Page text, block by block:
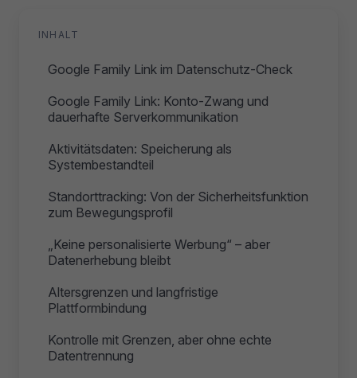
INHALT
Google Family Link im Datenschutz-Check
Google Family Link: Konto-Zwang und
dauerhafte Serverkommunikation
Aktivitätsdaten: Speicherung als
Systembestandteil
Standorttracking: Von der Sicherheitsfunktion
zum Bewegungsprofil
„Keine personalisierte Werbung“ – aber
Datenerhebung bleibt
Altersgrenzen und langfristige
Plattformbindung
Kontrolle mit Grenzen, aber ohne echte
Datentrennung